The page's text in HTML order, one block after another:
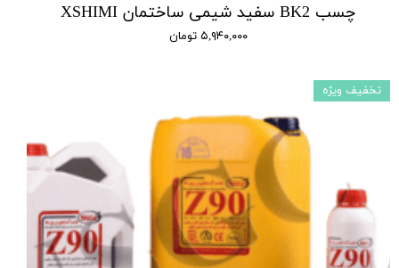
چسب BK2 سفید شیمی ساختمان XSHIMI
۵,۹۴۰,۰۰۰ تومان
تخفیف ویژه